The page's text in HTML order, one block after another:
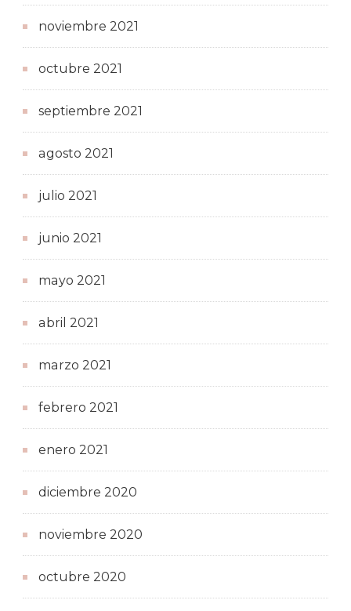
noviembre 2021
octubre 2021
septiembre 2021
agosto 2021
julio 2021
junio 2021
mayo 2021
abril 2021
marzo 2021
febrero 2021
enero 2021
diciembre 2020
noviembre 2020
octubre 2020